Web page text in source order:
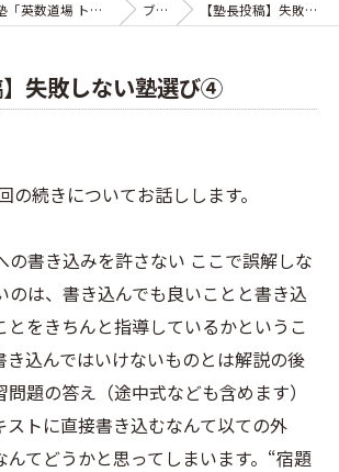
青梅から通える塾「英数道場 トリオ☆ゼミナール 羽村校」 ブログ 【塾長投稿】失敗しない塾選び④
】失敗しない塾選び④
の続きについてお話しします。
の書き込みを許さない ここで誤解しな
のは、書き込んでも良いことと書き込
とをきちんと指導しているかというこ
き込んではいけないものとは解説の後
題の答え（途中式なども含めます）
ストに直接書き込むなんて以ての外
んてどうかと思ってしまいます。“宿題